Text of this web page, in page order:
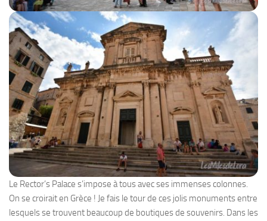
Le Rector’s Palace s’impose à tous avec ses immenses colonnes.
On se croirait en Grèce ! Je fais le tour de ces jolis monuments entre
lesquels se trouvent beaucoup de boutiques de souvenirs. Dans les